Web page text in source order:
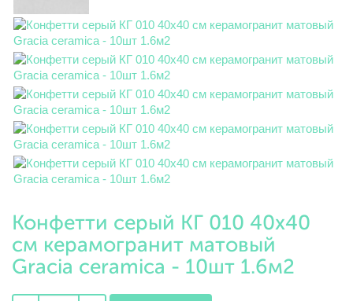
Конфетти серый КГ 010 40х40
см керамогранит матовый
Gracia ceramica - 10шт 1.6м2